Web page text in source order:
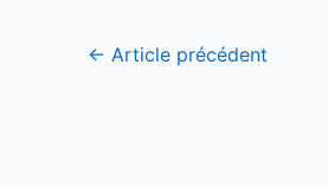
← Article précédent